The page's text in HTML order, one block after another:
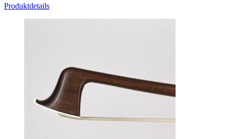
Produktdetails